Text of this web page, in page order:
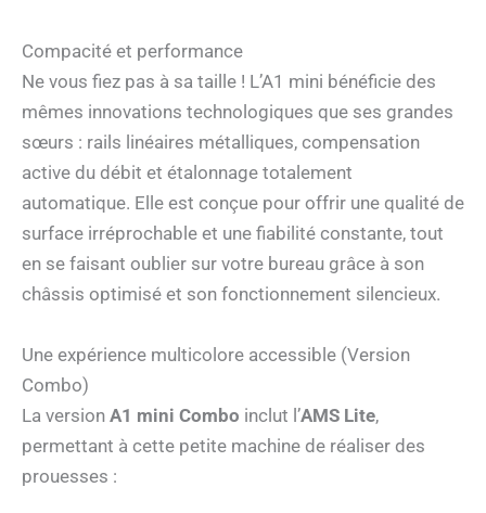
Compacité et performance
Ne vous fiez pas à sa taille ! L’A1 mini bénéficie des
mêmes innovations technologiques que ses grandes
sœurs : rails linéaires métalliques, compensation
active du débit et étalonnage totalement
automatique. Elle est conçue pour offrir une qualité de
surface irréprochable et une fiabilité constante, tout
en se faisant oublier sur votre bureau grâce à son
châssis optimisé et son fonctionnement silencieux.
Une expérience multicolore accessible (Version
Combo)
La version A1 mini Combo inclut l’AMS Lite,
permettant à cette petite machine de réaliser des
prouesses :